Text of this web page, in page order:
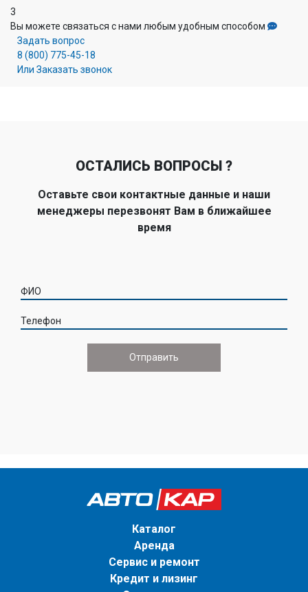
3
Вы можете связаться с нами любым удобным способом
Задать вопрос
8 (800) 775-45-18
Или Заказать звонок
ОСТАЛИСЬ ВОПРОСЫ ?
Оставьте свои контактные данные и наши
менеджеры перезвонят Вам в ближайшее
время
ФИО
Телефон
Каталог
Аренда
Сервис и ремонт
Кредит и лизинг